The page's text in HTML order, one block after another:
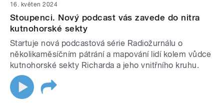
16. květen 2024
Stoupenci. Nový podcast vás zavede do nitra
kutnohorské sekty
Startuje nová podcastová série Radiožurnálu o
několikaměsíčním pátrání a mapování lidí kolem vůdce
kutnohorské sekty Richarda a jeho vnitřního kruhu.